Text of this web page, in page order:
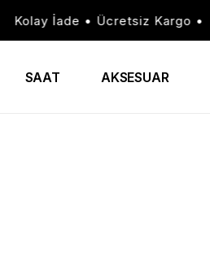
Kolay İade • Ücretsiz Kargo •
SAAT AKSESUAR